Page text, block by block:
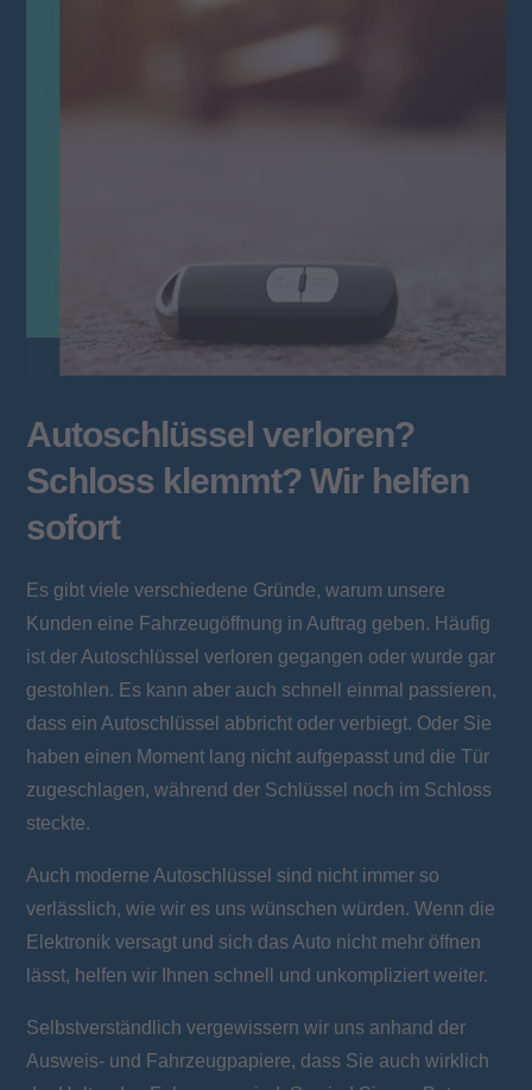
Autoschlüssel verloren?
Schloss klemmt? Wir helfen
sofort
Es gibt viele verschiedene Gründe, warum unsere
Kunden eine Fahrzeugöffnung in Auftrag geben. Häufig
ist der Autoschlüssel verloren gegangen oder wurde gar
gestohlen. Es kann aber auch schnell einmal passieren,
dass ein Autoschlüssel abbricht oder verbiegt. Oder Sie
haben einen Moment lang nicht aufgepasst und die Tür
zugeschlagen, während der Schlüssel noch im Schloss
steckte.
Auch moderne Autoschlüssel sind nicht immer so
verlässlich, wie wir es uns wünschen würden. Wenn die
Elektronik versagt und sich das Auto nicht mehr öffnen
lässt, helfen wir Ihnen schnell und unkompliziert weiter.
Selbstverständlich vergewissern wir uns anhand der
Ausweis- und Fahrzeugpapiere, dass Sie auch wirklich